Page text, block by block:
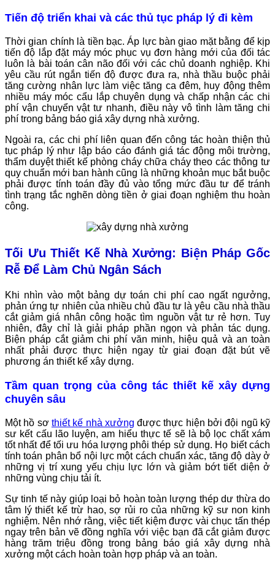
Tiến độ triển khai và các thủ tục pháp lý đi kèm
Thời gian chính là tiền bạc. Áp lực bàn giao mặt bằng để kịp
tiến độ lắp đặt máy móc phục vụ đơn hàng mới của đối tác
luôn là bài toán cân não đối với các chủ doanh nghiệp. Khi
yêu cầu rút ngắn tiến độ được đưa ra, nhà thầu buộc phải
tăng cường nhân lực làm việc tăng ca đêm, huy động thêm
nhiều máy móc cẩu lắp chuyên dụng và chấp nhận các chi
phí vận chuyển vật tư nhanh, điều này vô tình làm tăng chi
phí trong bảng báo giá xây dựng nhà xưởng.
Ngoài ra, các chi phí liên quan đến công tác hoàn thiện thủ
tục pháp lý như lập báo cáo đánh giá tác động môi trường,
thẩm duyệt thiết kế phòng cháy chữa cháy theo các thông tư
quy chuẩn mới ban hành cũng là những khoản mục bắt buộc
phải được tính toán đầy đủ vào tổng mức đầu tư để tránh
tình trạng tắc nghẽn dòng tiền ở giai đoạn nghiệm thu hoàn
công.
Tối Ưu Thiết Kế Nhà Xưởng: Biện Pháp Gốc
Rễ Để Làm Chủ Ngân Sách
Khi nhìn vào một bảng dự toán chi phí cao ngất ngưởng,
phản ứng tự nhiên của nhiều chủ đầu tư là yêu cầu nhà thầu
cắt giảm giá nhân công hoặc tìm nguồn vật tư rẻ hơn. Tuy
nhiên, đây chỉ là giải pháp phần ngọn và phản tác dụng.
Biện pháp cắt giảm chi phí văn minh, hiệu quả và an toàn
nhất phải được thực hiện ngay từ giai đoạn đặt bút vẽ
phương án thiết kế xây dựng.
Tầm quan trọng của công tác thiết kế xây dựng
chuyên sâu
Một hồ sơ thiết kế nhà xưởng được thực hiện bởi đội ngũ kỹ
sư kết cấu lão luyện, am hiểu thực tế sẽ là bộ lọc chất xám
tốt nhất để tối ưu hóa lượng phôi thép sử dụng. Họ biết cách
tính toán phân bổ nội lực một cách chuẩn xác, tăng độ dày ở
những vị trí xung yếu chịu lực lớn và giảm bớt tiết diện ở
những vùng chịu tải ít.
Sự tinh tế này giúp loại bỏ hoàn toàn lượng thép dư thừa do
tâm lý thiết kế trừ hao, sợ rủi ro của những kỹ sư non kinh
nghiệm. Nên nhớ rằng, việc tiết kiệm được vài chục tấn thép
ngay trên bản vẽ đồng nghĩa với việc bạn đã cắt giảm được
hàng trăm triệu đồng trong bảng báo giá xây dựng nhà
xưởng một cách hoàn toàn hợp pháp và an toàn.